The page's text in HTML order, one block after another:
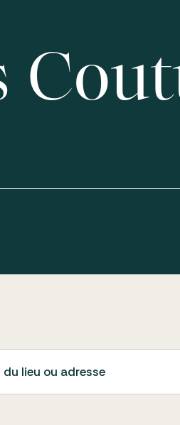
lieu ou adresse